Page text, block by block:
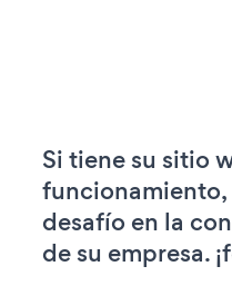
Si tiene su sitio
funcionamiento,
desafío en la
de su empresa.